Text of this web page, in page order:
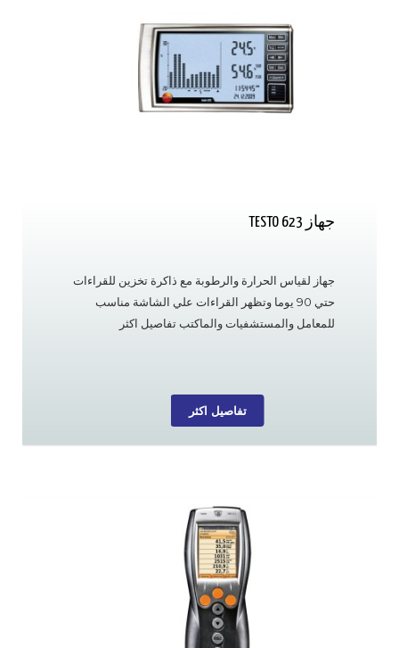
جهاز TESTO 623
جهاز لقياس الحرارة والرطوبة مع ذاكرة تخزين للقراءات
حتي 90 يوما وتظهر القراءات علي الشاشة مناسب
للمعامل والمستشفيات والماكتب تفاصيل اكثر
تفاصيل اكثر